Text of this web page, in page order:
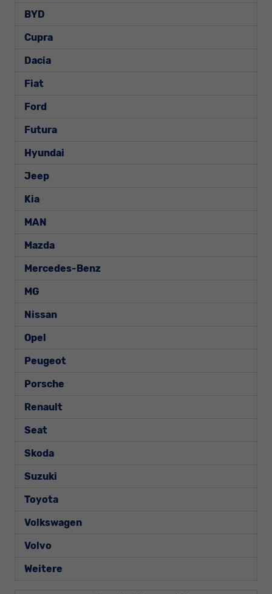
BYD
Cupra
Dacia
Fiat
Ford
Futura
Hyundai
Jeep
Kia
MAN
Mazda
Mercedes-Benz
MG
Nissan
Opel
Peugeot
Porsche
Renault
Seat
Skoda
Suzuki
Toyota
Volkswagen
Volvo
Weitere